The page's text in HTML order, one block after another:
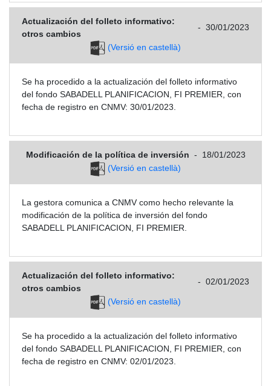
Actualización del folleto informativo:
otros cambios
- 30/01/2023
(Versió en castellà)
Se ha procedido a la actualización del folleto informativo
del fondo SABADELL PLANIFICACION, FI PREMIER, con
fecha de registro en CNMV: 30/01/2023.
Modificación de la política de inversión -
18/01/2023
(Versió en castellà)
La gestora comunica a CNMV como hecho relevante la
modificación de la política de inversión del fondo
SABADELL PLANIFICACION, FI PREMIER.
Actualización del folleto informativo:
otros cambios
- 02/01/2023
(Versió en castellà)
Se ha procedido a la actualización del folleto informativo
del fondo SABADELL PLANIFICACION, FI PREMIER, con
fecha de registro en CNMV: 02/01/2023.